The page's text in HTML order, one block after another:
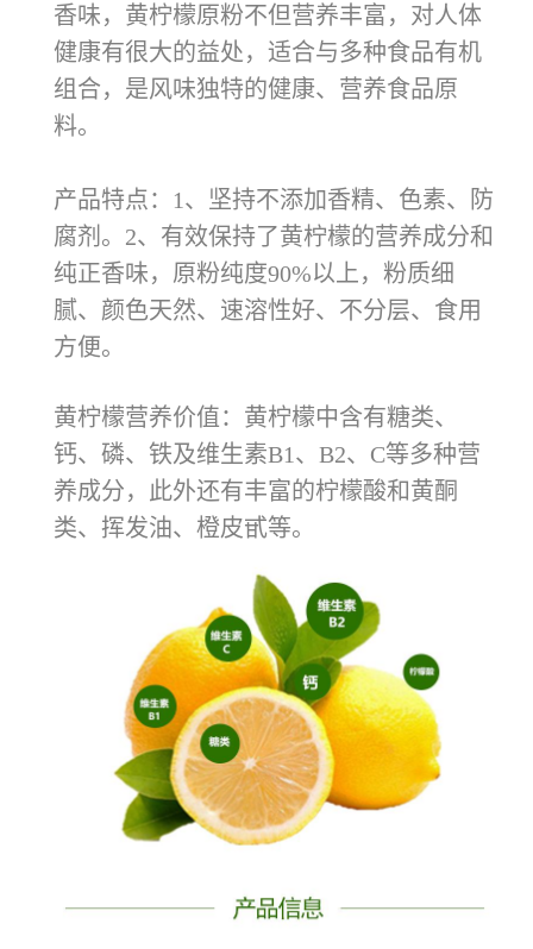
香味，黄柠檬原粉不但营养丰富，对人体
健康有很大的益处，适合与多种食品有机
组合，是风味独特的健康、营养食品原
料。
产品特点：1、坚持不添加香精、色素、防
腐剂。2、有效保持了黄柠檬的营养成分和
纯正香味，原粉纯度90%以上，粉质细
腻、颜色天然、速溶性好、不分层、食用
方便。
黄柠檬营养价值：黄柠檬中含有糖类、
钙、磷、铁及维生素B1、B2、C等多种营
养成分，此外还有丰富的柠檬酸和黄酮
类、挥发油、橙皮甙等。